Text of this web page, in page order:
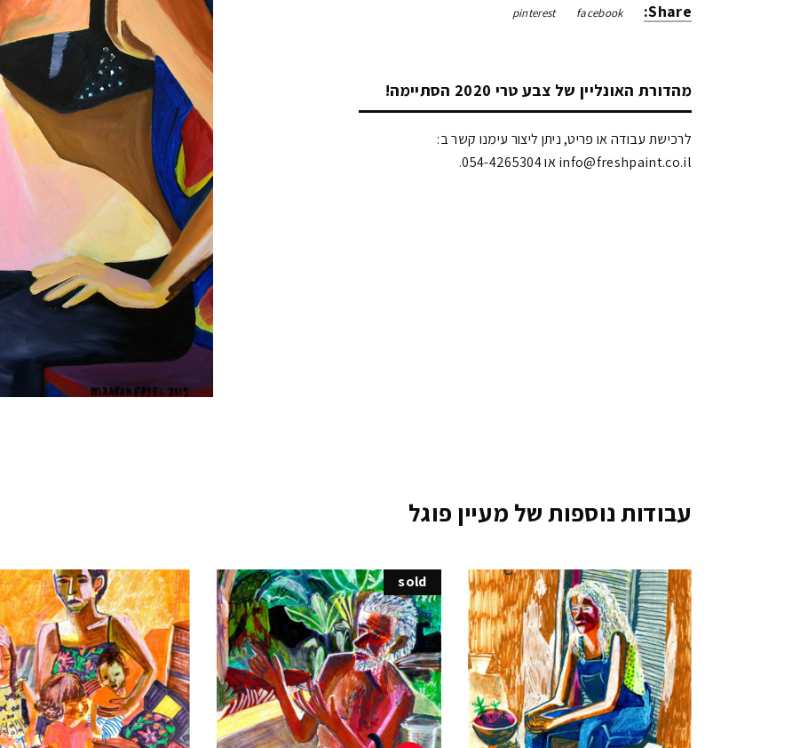
Share:
facebook
pinterest
מהדורת האונליין של צבע טרי 2020 הסתיימה!
לרכישת עבודה או פריט, ניתן ליצור עימנו קשר ב:
info@freshpaint.co.il‏ או 054-4265304.
עבודות נוספות של מעיין פוגל
sold